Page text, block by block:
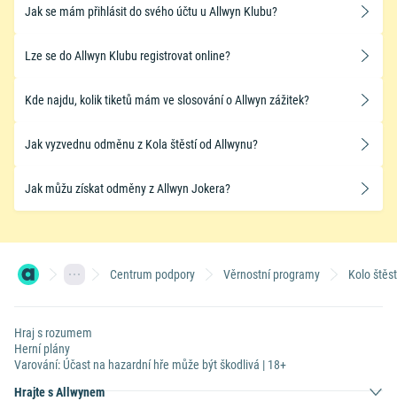
Jak se mám přihlásit do svého účtu u Allwyn Klubu?
Lze se do Allwyn Klubu registrovat online?
Kde najdu, kolik tiketů mám ve slosování o Allwyn zážitek?
Jak vyzvednu odměnu z Kola štěstí od Allwynu?
Jak můžu získat odměny z Allwyn Jokera?
Centrum podpory Věrnostní programy Kolo
Hraj s rozumem
Herní plány
Varování: Účast na hazardní hře může být škodlivá | 18+
Hrajte s Allwynem